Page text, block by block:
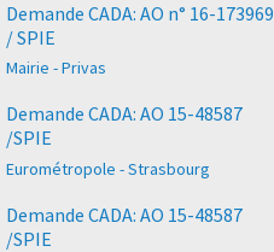
Demande CADA: AO n° 16-173969
/ SPIE
Mairie - Privas
Demande CADA: AO 15-48587
/SPIE
Eurométropole - Strasbourg
Demande CADA: AO 15-48587
/SPIE